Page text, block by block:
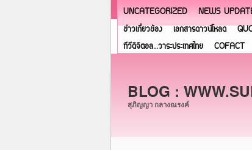
UNCATEGORIZED NEWS
ข่าวเกี่ยวข้อง
เอกสารดาวน์โหลด
ทีวีดิจิตอล…วาระประเทศไทย
COFACT
BLOG :
สุภิญญา กลางณรงค์